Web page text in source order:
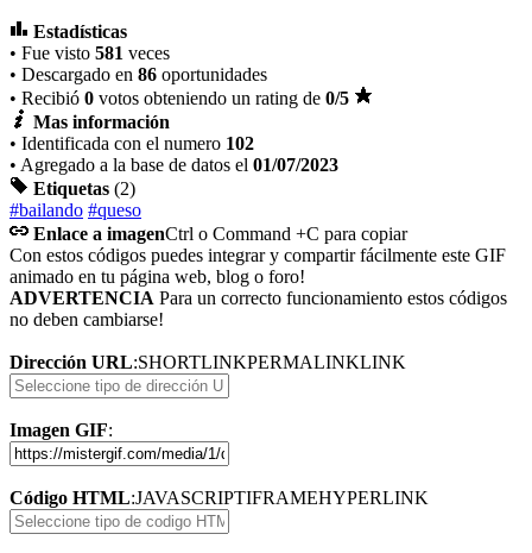
Estadísticas
• Fue visto 581 veces
• Descargado en 86 oportunidades
• Recibió 0 votos obteniendo un rating de 0/5
Mas información
• Identificada con el numero 102
• Agregado a la base de datos el 01/07/2023
Etiquetas (2)
#bailando #queso
Enlace a imagenCtrl o Command +C para copiar
Con estos códigos puedes integrar y compartir fácilmente este GIF
animado en tu página web, blog o foro!
ADVERTENCIA Para un correcto funcionamiento estos códigos
no deben cambiarse!
Dirección URL:SHORTLINKPERMALINKLINK
Imagen GIF:
Código HTML:JAVASCRIPTIFRAMEHYPERLINK